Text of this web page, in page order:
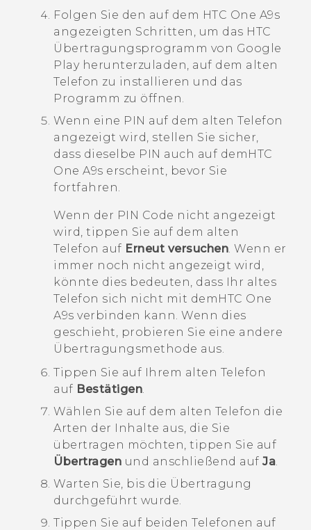
Folgen Sie den auf dem HTC One A9s
angezeigten Schritten, um das HTC
Übertragungsprogramm von Google
Playherunterzuladen, auf dem alten
Telefon zu installieren und das
Programm zu öffnen.
Wenn eine PIN auf dem alten Telefon
angezeigt wird, stellen Sie sicher,
dass dieselbe PIN auch auf dem HTC
One A9s erscheint, bevor Sie
fortfahren.
Wenn der PIN Code nicht angezeigt
wird, tippen Sie auf dem alten
Telefon auf Erneut versuchen . Wenn er
immer noch nicht angezeigt wird,
könnte dies bedeuten, dass Ihr altes
Telefon sich nicht mit dem HTC One
A9s verbinden kann. Wenn dies
geschieht, probieren Sie eine andere
Übertragungsmethode aus.
Tippen Sie auf Ihrem alten Telefon
auf Bestätigen
Wählen Sie auf dem alten Telefon die
Arten der Inhalte aus, die Sie
übertragen möchten, tippen Sie auf
Übertragen und anschließend auf Ja
Warten Sie, bis die Übertragung
durchgeführt wurde.
Tippen Sie auf beiden Telefonen auf